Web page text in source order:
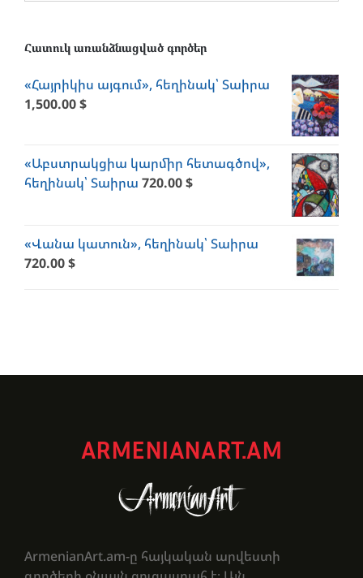
Հատուկ առանձնացված գործեր
«Հայրիկիս այգում», հեղինակ՝ Տաիրա
1,500.00$
«Աբստրակցիա կարմիր հետագծով»,
հեղինակ՝ Տաիրա 720.00$
«Վանա կատուն», հեղինակ՝ Տաիրա
720.00$
ARMENIANART.AM
ArmenianArt.am-ը հայկական արվեստի